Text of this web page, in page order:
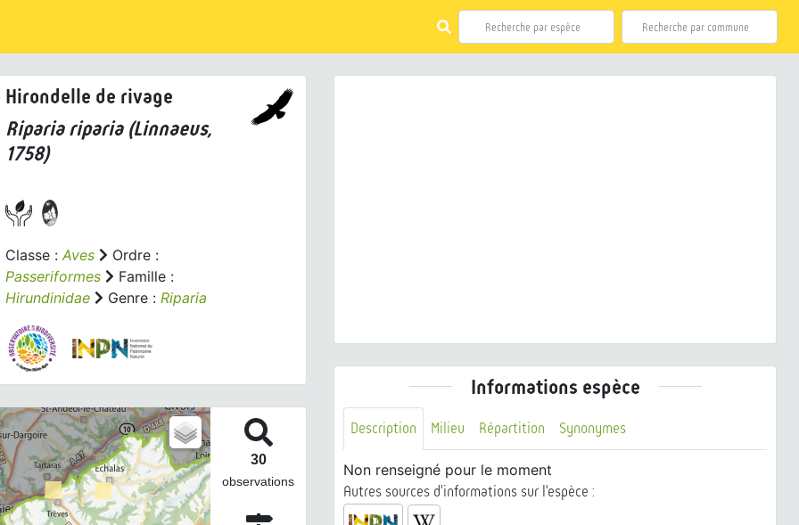
Hirondelle de rivage
Riparia riparia(Linnaeus,
1758)
Classe : Aves
Ordre :
Passeriformes
Famille :
Hirundinidae
Genre : Riparia
30
observations
Informations espèce
Description Milieu Répartition Synonymes
Non renseigné pour le moment
Autres sources d'informations sur l'espèce :